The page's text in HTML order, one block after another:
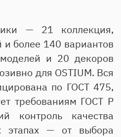
— 21 коллекция,
более 140 вариантов
и 20 декоров
для OSTIUM. Вся
по ГОСТ 475,
требованиям ГОСТ Р
контроль качества
этапах — от выбора